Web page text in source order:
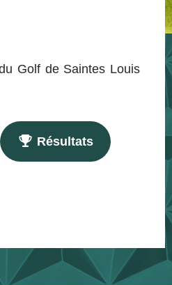
Golf de Saintes Louis
Résultats